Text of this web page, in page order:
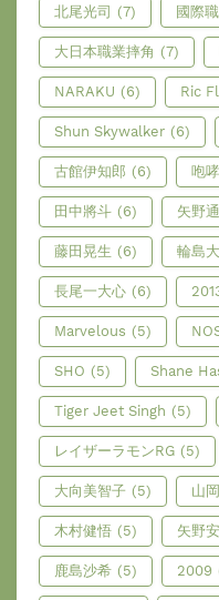
北尾光司 (7) 國際
大日本職業摔角 (7)
NARAKU (6) Ric
Shun Skywalker (6)
古館伊知郎 (6) 咆
田中將斗 (6) 矢野通
藤田晃生 (6) 輪島
長尾一大心 (6)
Marvelous (5)
SHO (5) Shane
Tiger Jeet Singh (5)
レイザーラモンRG (5)
大向美智子 (5) 山
木村健悟 (5) 矢野
鹿島沙希 (5) 2009